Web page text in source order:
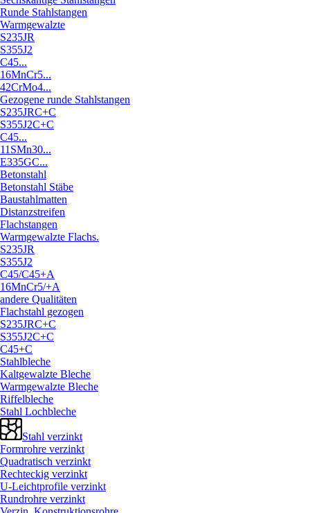
Runde Stahlstangen
Warmgewalzte
S235JR
S355J2
C45...
16MnCr5...
42CrMo4...
Gezogene runde Stahlstangen
S235JRC+C
S355J2C+C
C45...
11SMn30...
E335GC...
Betonstahl
Betonstahl Stäbe
Baustahlmatten
Distanzstreifen
Flachstangen
Warmgewalzte Flachs.
S235JR
S355J2
C45/C45+A
16MnCr5/+A
andere Qualitäten
Flachstahl gezogen
S235JRC+C
S355J2C+C
C45+C
Stahlbleche
Kaltgewalzte Bleche
Warmgewalzte Bleche
Riffelbleche
Stahl Lochbleche
Stahl verzinkt
Formrohre verzinkt
Quadratisch verzinkt
Rechteckig verzinkt
U-Leichtprofile verzinkt
Rundrohre verzinkt